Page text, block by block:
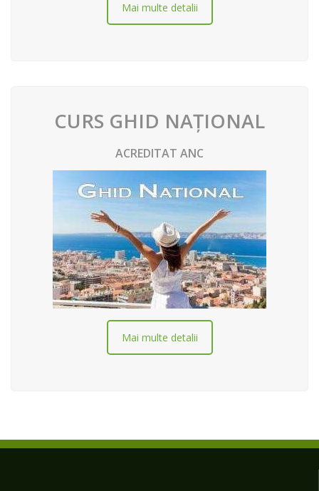
Mai multe detalii
CURS GHID NAȚIONAL
ACREDITAT ANC
Mai multe detalii